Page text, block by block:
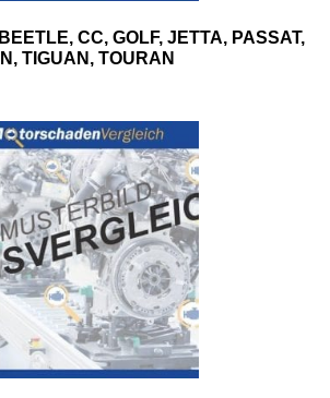
CC, GOLF, JETTA, PASSAT,
TIGUAN, TOURAN